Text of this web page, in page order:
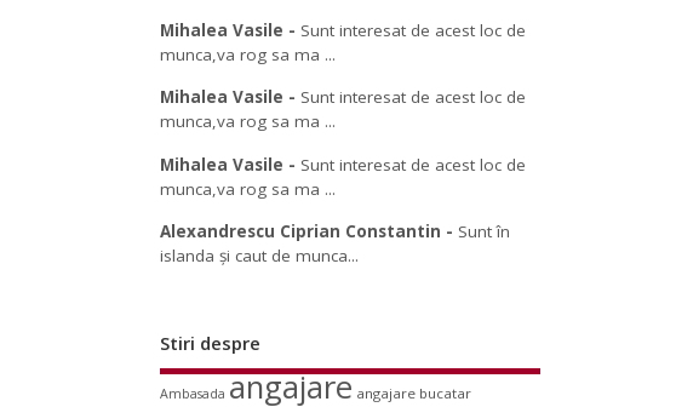
Mihalea Vasile - Sunt interesat de acest loc de
munca,va rog sa ma ...
Mihalea Vasile - Sunt interesat de acest loc de
munca,va rog sa ma ...
Mihalea Vasile - Sunt interesat de acest loc de
munca,va rog sa ma ...
Alexandrescu Ciprian Constantin - Sunt în
islanda și caut de munca...
Stiri despre
Ambasada angajare angajare bucatar